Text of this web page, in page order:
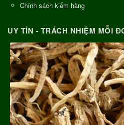
Chính sách kiểm hàng
UY TÍN - TRÁCH NHIỆM MỖI